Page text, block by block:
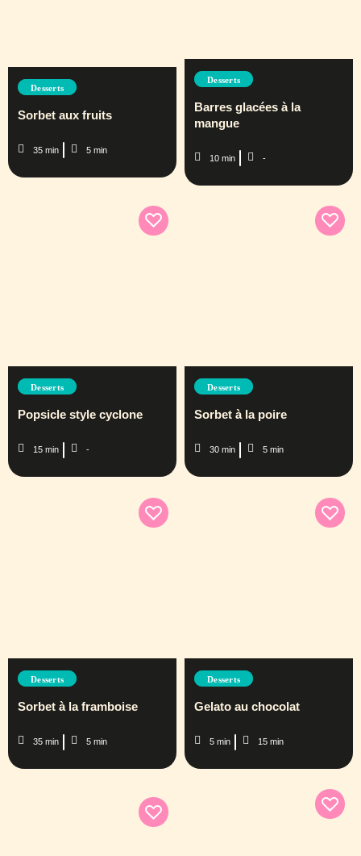
Desserts
Sorbet aux fruits
35 min 5 min
Desserts
Barres glacées à la
mangue
10 min -
Desserts
Popsicle style cyclone
15 min -
Desserts
Sorbet à la poire
30 min 5 min
Desserts
Sorbet à la framboise
35 min 5 min
Desserts
Gelato au chocolat
5 min 15 min